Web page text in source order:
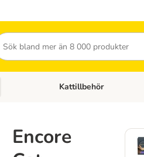
menu: HundtillbehörOpen category menu:
Kattillbehör
Encore